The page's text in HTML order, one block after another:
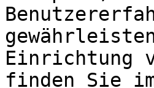
Einrichtung
finden Sie